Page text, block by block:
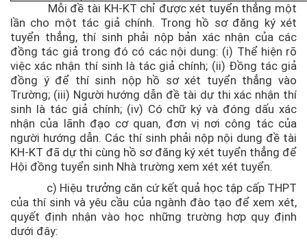
Mỗi đề tài KH-KT chỉ được xét tuyển thẳng một
lần cho một tác giả chính. Trong hồ sơ đăng ký xét
tuyển thẳng, thí sinh phải nộp bản xác nhận của các
đồng tác giả trong đó có các nội dung: (i) Thể hiện rõ
việc xác nhận thí sinh là tác giả chính; (ii) Đồng tác giả
đồng ý để thí sinh nộp hồ sơ xét tuyển thẳng vào
Trường; (iii) Người hướng dẫn đề tài dự thi xác nhận thí
sinh là tác giả chính; (iv) Có chữ ký và đóng dấu xác
nhận của lãnh đạo cơ quan, đơn vị nơi công tác của
người hướng dẫn. Các thí sinh phải nộp nội dung đề tài
KH-KT đã dự thi cùng hồ sơ đăng ký xét tuyển thẳng để
Hội đồng tuyển sinh Nhà trường xem xét xét tuyển.
c) Hiệu trưởng căn cứ kết quả học tập cấp THPT
của thí sinh và yêu cầu của ngành đào tạo để xem xét,
quyết định nhận vào học những trường hợp quy định
dưới đây: